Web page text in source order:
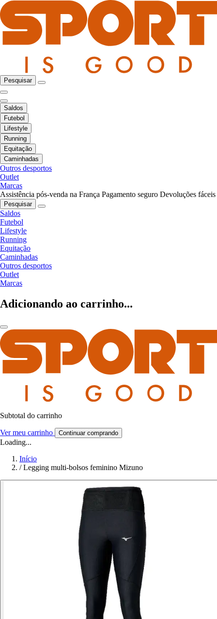
Pesquisar
Saldos
Futebol
Lifestyle
Running
Equitação
Caminhadas
Outros desportos
Outlet
Marcas
Assistência pós-venda na França Pagamento seguro Devoluções fáceis
Pesquisar
Saldos
Futebol
Lifestyle
Running
Equitação
Caminhadas
Outros desportos
Outlet
Marcas
Adicionando ao carrinho...
Subtotal do carrinho
Ver meu carrinho Continuar comprando
Loading...
Início
/ Legging multi-bolsos feminino Mizuno